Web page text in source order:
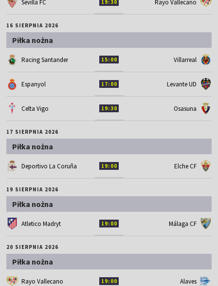
Sevilla FC 19:30 Rayo Vallecano
16 SIERPNIA 2026
Piłka nożna
Racing Santander 15:00 Villarreal
Espanyol 17:00 Levante UD
Celta Vigo 19:30 Osasuna
17 SIERPNIA 2026
Piłka nożna
Deportivo La Coruña 19:00 Elche CF
19 SIERPNIA 2026
Piłka nożna
Atletico Madryt 19:00 Málaga CF
20 SIERPNIA 2026
Piłka nożna
Rayo Vallecano 19:00 Alaves